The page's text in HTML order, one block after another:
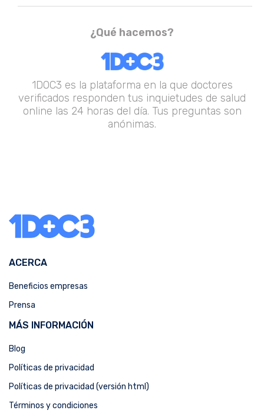
¿Qué hacemos?
1DOC3 es la plataforma en la que doctores
verificados responden tus inquietudes de salud
online las 24 horas del día. Tus preguntas son
anónimas.
ACERCA
Beneficios empresas
Prensa
MÁS INFORMACIÓN
Blog
Políticas de privacidad
Políticas de privacidad (versión html)
Términos y condiciones